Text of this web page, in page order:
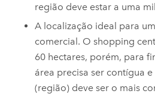
região deve estar a uma
A localização ideal para
comercial. O shopping
60 hectares, porém, para
área precisa ser contígua
(região) deve ser o mais